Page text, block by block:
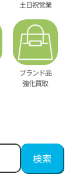
土日祝営業
ブランド品
強化買取